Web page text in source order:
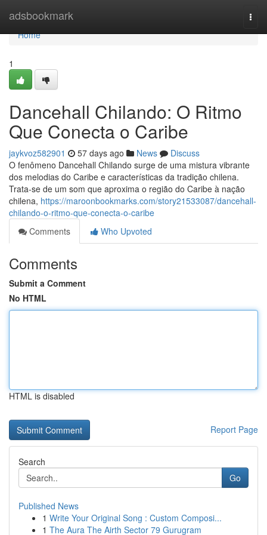
adsbookmark
Home
Home
1
Dancehall Chilando: O Ritmo
Que Conecta o Caribe
jaykvoz582901 57 days ago News
Discuss
O fenômeno Dancehall Chilando surge de uma mistura vibrante
dos melodias do Caribe e características da tradição chilena.
Trata-se de um som que aproxima o região do Caribe à nação
chilena, https://maroonbookmarks.com/story21533087/dancehall-
chilando-o-ritmo-que-conecta-o-caribe
Comments
Who Upvoted
Comments
Submit a Comment
No HTML
HTML is disabled
Report Page
Search
Go
Published News
1 Write Your Original Song : Custom Composi...
1 The Aura The Airth Sector 79 Gurugram